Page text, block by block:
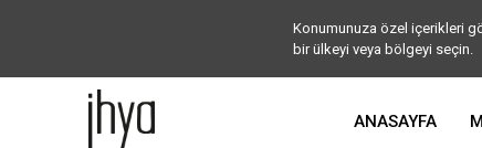
Konumunuza özel içerikleri
bir ülkeyi veya bölgeyi seçin.
ANASAYFA